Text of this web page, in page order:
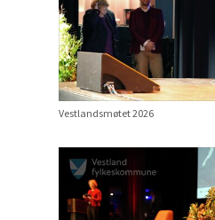
Vestlandsmøtet 2026